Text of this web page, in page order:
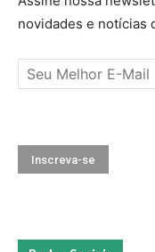
novidades e notícias